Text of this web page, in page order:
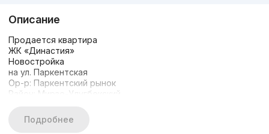
Описание
Продается квартира
ЖК «Династия»
Новостройка
на ул. Паркентская
Ор-р: Паркентский рынок
Район: Мирзо-Улугбекский
Этаж: 8
Этажность: 9
Подробнее